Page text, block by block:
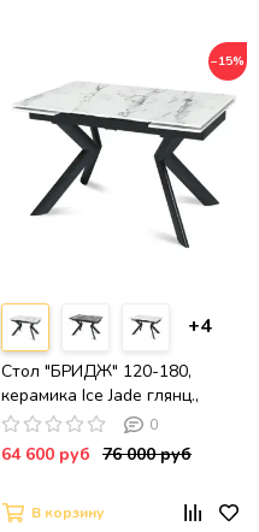
−15%
+4
Стол "БРИДЖ" 120-180,
керамика Ice Jade глянц.,
опоры черный муар
0
64 600 руб 76 000 руб
В корзину